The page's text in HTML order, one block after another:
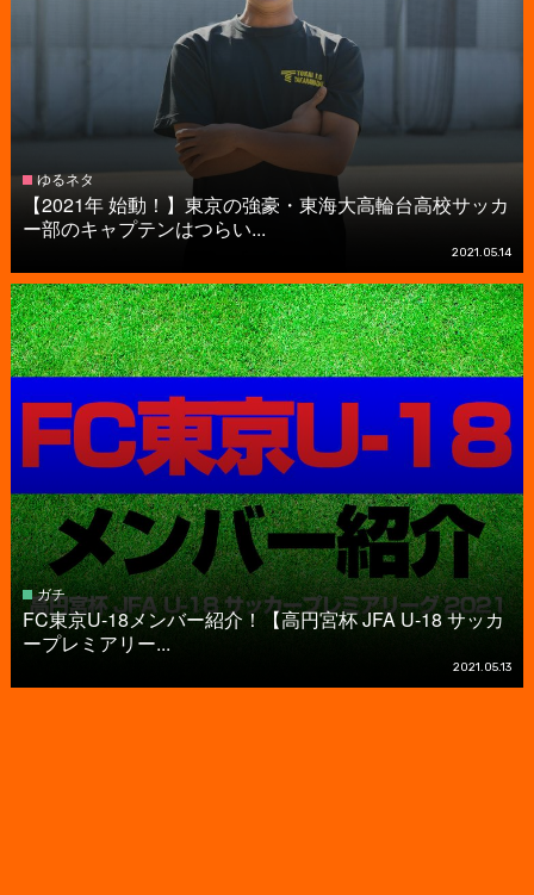
ゆるネタ
【2021年 始動！】東京の強豪・東海大高輪台高校サッカ
ー部のキャプテンはつらい...
2021.05.14
ガチ
FC東京U-18メンバー紹介！【高円宮杯 JFA U-18 サッカ
ープレミアリー...
2021.05.13